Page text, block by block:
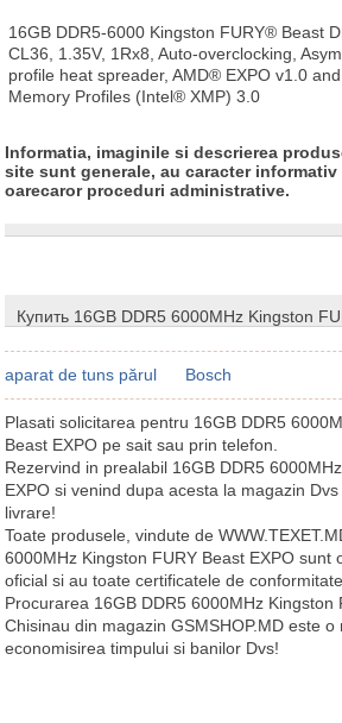
16GB DDR5-6000 Kingston FURY® Beast
CL36, 1.35V, 1Rx8, Auto-overclocking,
profile heat spreader, AMD® EXPO v1.0
Memory Profiles (Intel® XMP) 3.0
Informatia, imaginile si descrierea
site sunt generale, au caracter
oarecaror proceduri administrative.
Купить 16GB DDR5 6000MHz Kingston
aparat de tuns părul Bosch
Plasati solicitarea pentru 16GB DDR5
Beast EXPO pe sait sau prin telefon.
Rezervind in prealabil 16GB DDR5
EXPO si venind dupa acesta la magazin
livrare!
Toate produsele, vindute de
6000MHz Kingston FURY Beast EXPO sunt
oficial si au toate certificatele de
Procurarea 16GB DDR5 6000MHz Kingston
Chisinau din magazin GSMSHOP.MD este
economisirea timpului si banilor Dvs!